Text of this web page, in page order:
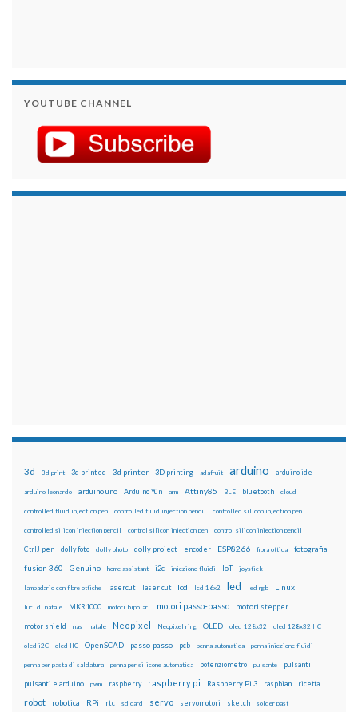
YOUTUBE CHANNEL
3d 3d print 3d printed 3d printer 3D printing adafruit arduino arduino ide
arduino leonardo arduino uno Arduino Yún arm Attiny85 BLE bluetooth cloud
controlled fluid injection pen controlled fluid injection pencil controlled silicon injection pen
controlled silicon injection pencil control silicon injection pen control silicon injection pencil
CtrlJ pen dolly foto dolly photo dolly project encoder ESP8266 fibra ottica fotografia
fusion 360 Genuino home assistant i2c iniezione fluidi IoT joystick
lampadario con fibre ottiche lasercut laser cut lcd lcd 16x2 led led rgb Linux
luci di natale MKR1000 motori bipolari motori passo-passo motori stepper
motor shield nas natale Neopixel Neopixel ring OLED oled 128x32 oled 128x32 IIC
oled i2C oled IIC OpenSCAD passo-passo pcb penna automatica penna iniezione fluidi
penna per pasta di saldatura penna per silicone automatica potenziometro pulsante pulsanti
pulsanti e arduino pwm raspberry raspberry pi Raspberry Pi 3 raspbian ricetta
robot robotica RPi rtc sd card servo servomotori sketch solder past